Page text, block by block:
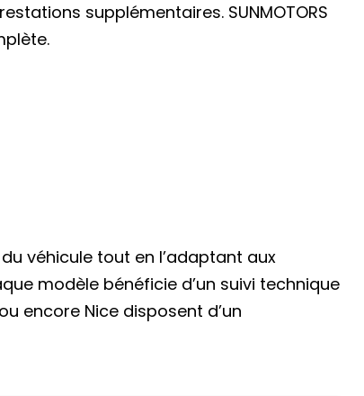
supplémentaires. SUNMOTORS
véhicule tout en l’adaptant aux
modèle bénéficie d’un suivi technique
encore Nice disposent d’un